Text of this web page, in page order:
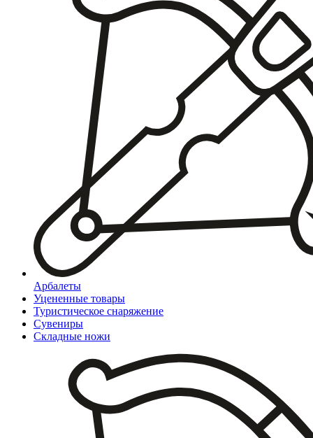
Арбалеты
Уцененные товары
Туристическое снаряжение
Сувениры
Складные ножи